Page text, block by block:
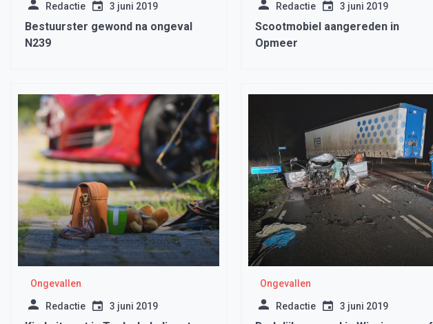
Redactie 3 juni 2019
Bestuurster gewond na ongeval
N239
Redactie 3 juni 2019
Scootmobiel aangereden in
Opmeer
Ongevallen
Redactie 3 juni 2019
Ongevallen
Redactie 3 juni 2019